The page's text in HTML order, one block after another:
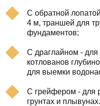
С обратной
4 м, траншей для
фундаментов;
С драглайном - для
котлованов
для выемки
С грейфером - для
грунтах и плывунах.